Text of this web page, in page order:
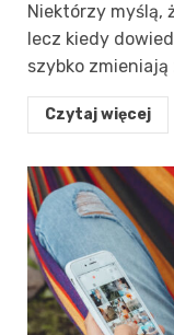
Niektórzy myślą,
lecz kiedy
szybko zmieniają
Czytaj więcej